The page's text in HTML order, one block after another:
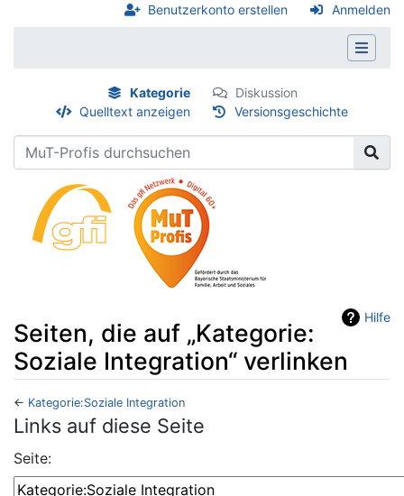
Benutzerkonto erstellen Anmelden
Kategorie
Diskussion
Quelltext anzeigen
Versionsgeschichte
Hilfe
Seiten, die auf „Kategorie:
Soziale Integration“ verlinken
← Kategorie:Soziale Integration
Wechseln zu: Navigation,Suche
Links auf diese Seite
Seite: